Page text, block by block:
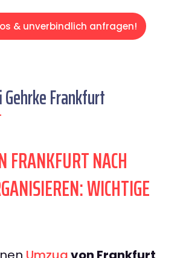
& unverbindlich anfragen!
Frankfurt
FRANKFURT NACH
WICHTIGE